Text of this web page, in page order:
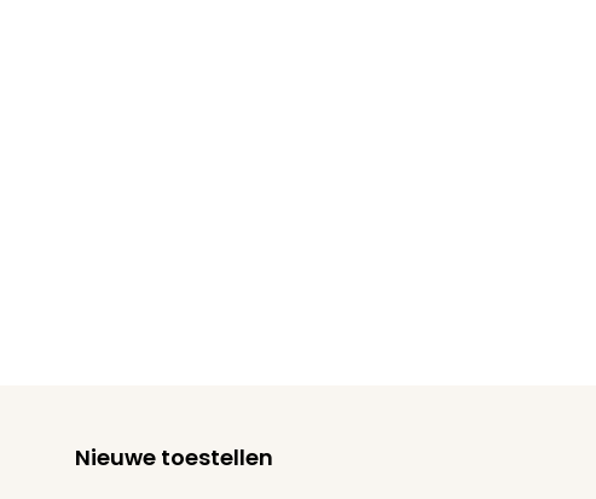
Nieuwe toestellen